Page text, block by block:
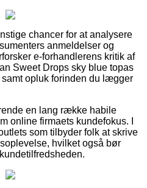
chancer for at analysere
anmeldelser og
e-forhandlerens kritik af
Sweet Drops sky blue topas
opluk forinden du lægger
en lang række habile
online firmaets kundefokus. I
som tilbyder folk at skrive
hvilket også bør